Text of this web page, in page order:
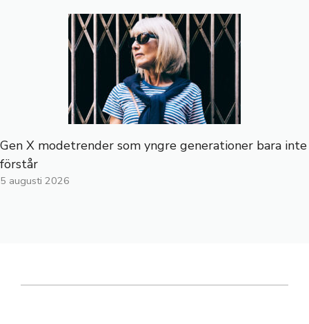
Gen X modetrender som yngre generationer bara inte
förstår
5 augusti 2026